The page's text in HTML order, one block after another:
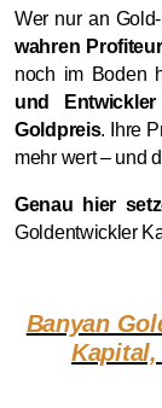
Wer nur an
wahren
noch im Boden
und Entwickler
Goldpreis. Ihre
mehr wert – und
Genau hier
Goldentwickler
Banyan